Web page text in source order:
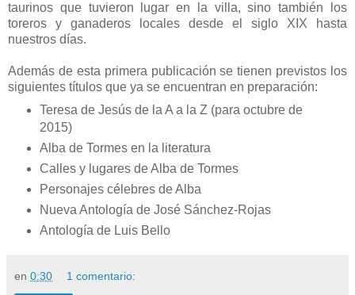
taurinos que tuvieron lugar en la villa, sino también los
toreros y ganaderos locales desde el siglo XIX hasta
nuestros días.
Además de esta primera publicación se tienen previstos los
siguientes títulos que ya se encuentran en preparación:
Teresa de Jesús de la A a la Z (para octubre de
2015)
Alba de Tormes en la literatura
Calles y lugares de Alba de Tormes
Personajes célebres de Alba
Nueva Antología de José Sánchez-Rojas
Antología de Luis Bello
en 0:30 1 comentario: